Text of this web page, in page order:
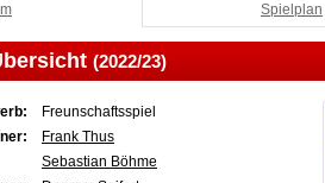
Spielplan
(2022/23)
Freunschaftsspiel
Frank Thus
Sebastian Böhme